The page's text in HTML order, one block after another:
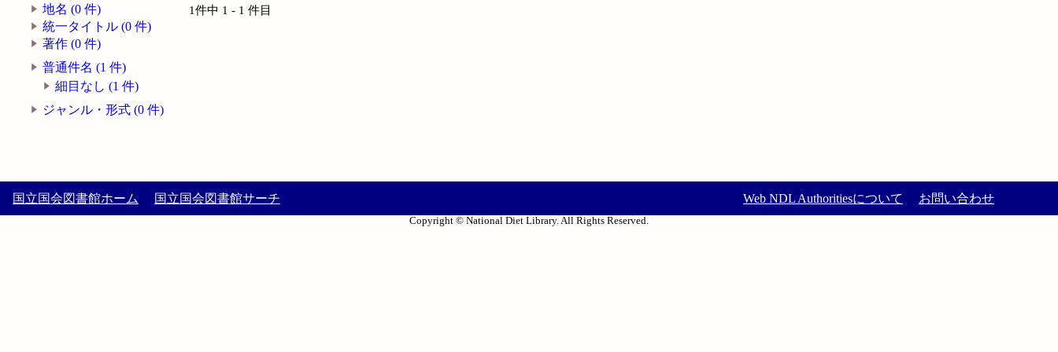
地名 (0 件)
統一タイトル (0 件)
著作 (0 件)
普通件名 (1 件)
細目なし (1 件)
ジャンル・形式 (0 件)
1件中 1 - 1 件目
国立国会図書館ホーム 国立国会図書館サーチ Web NDL Authoritiesについて お問い合わせ
Copyright © National Diet Library. All Rights Reserved.